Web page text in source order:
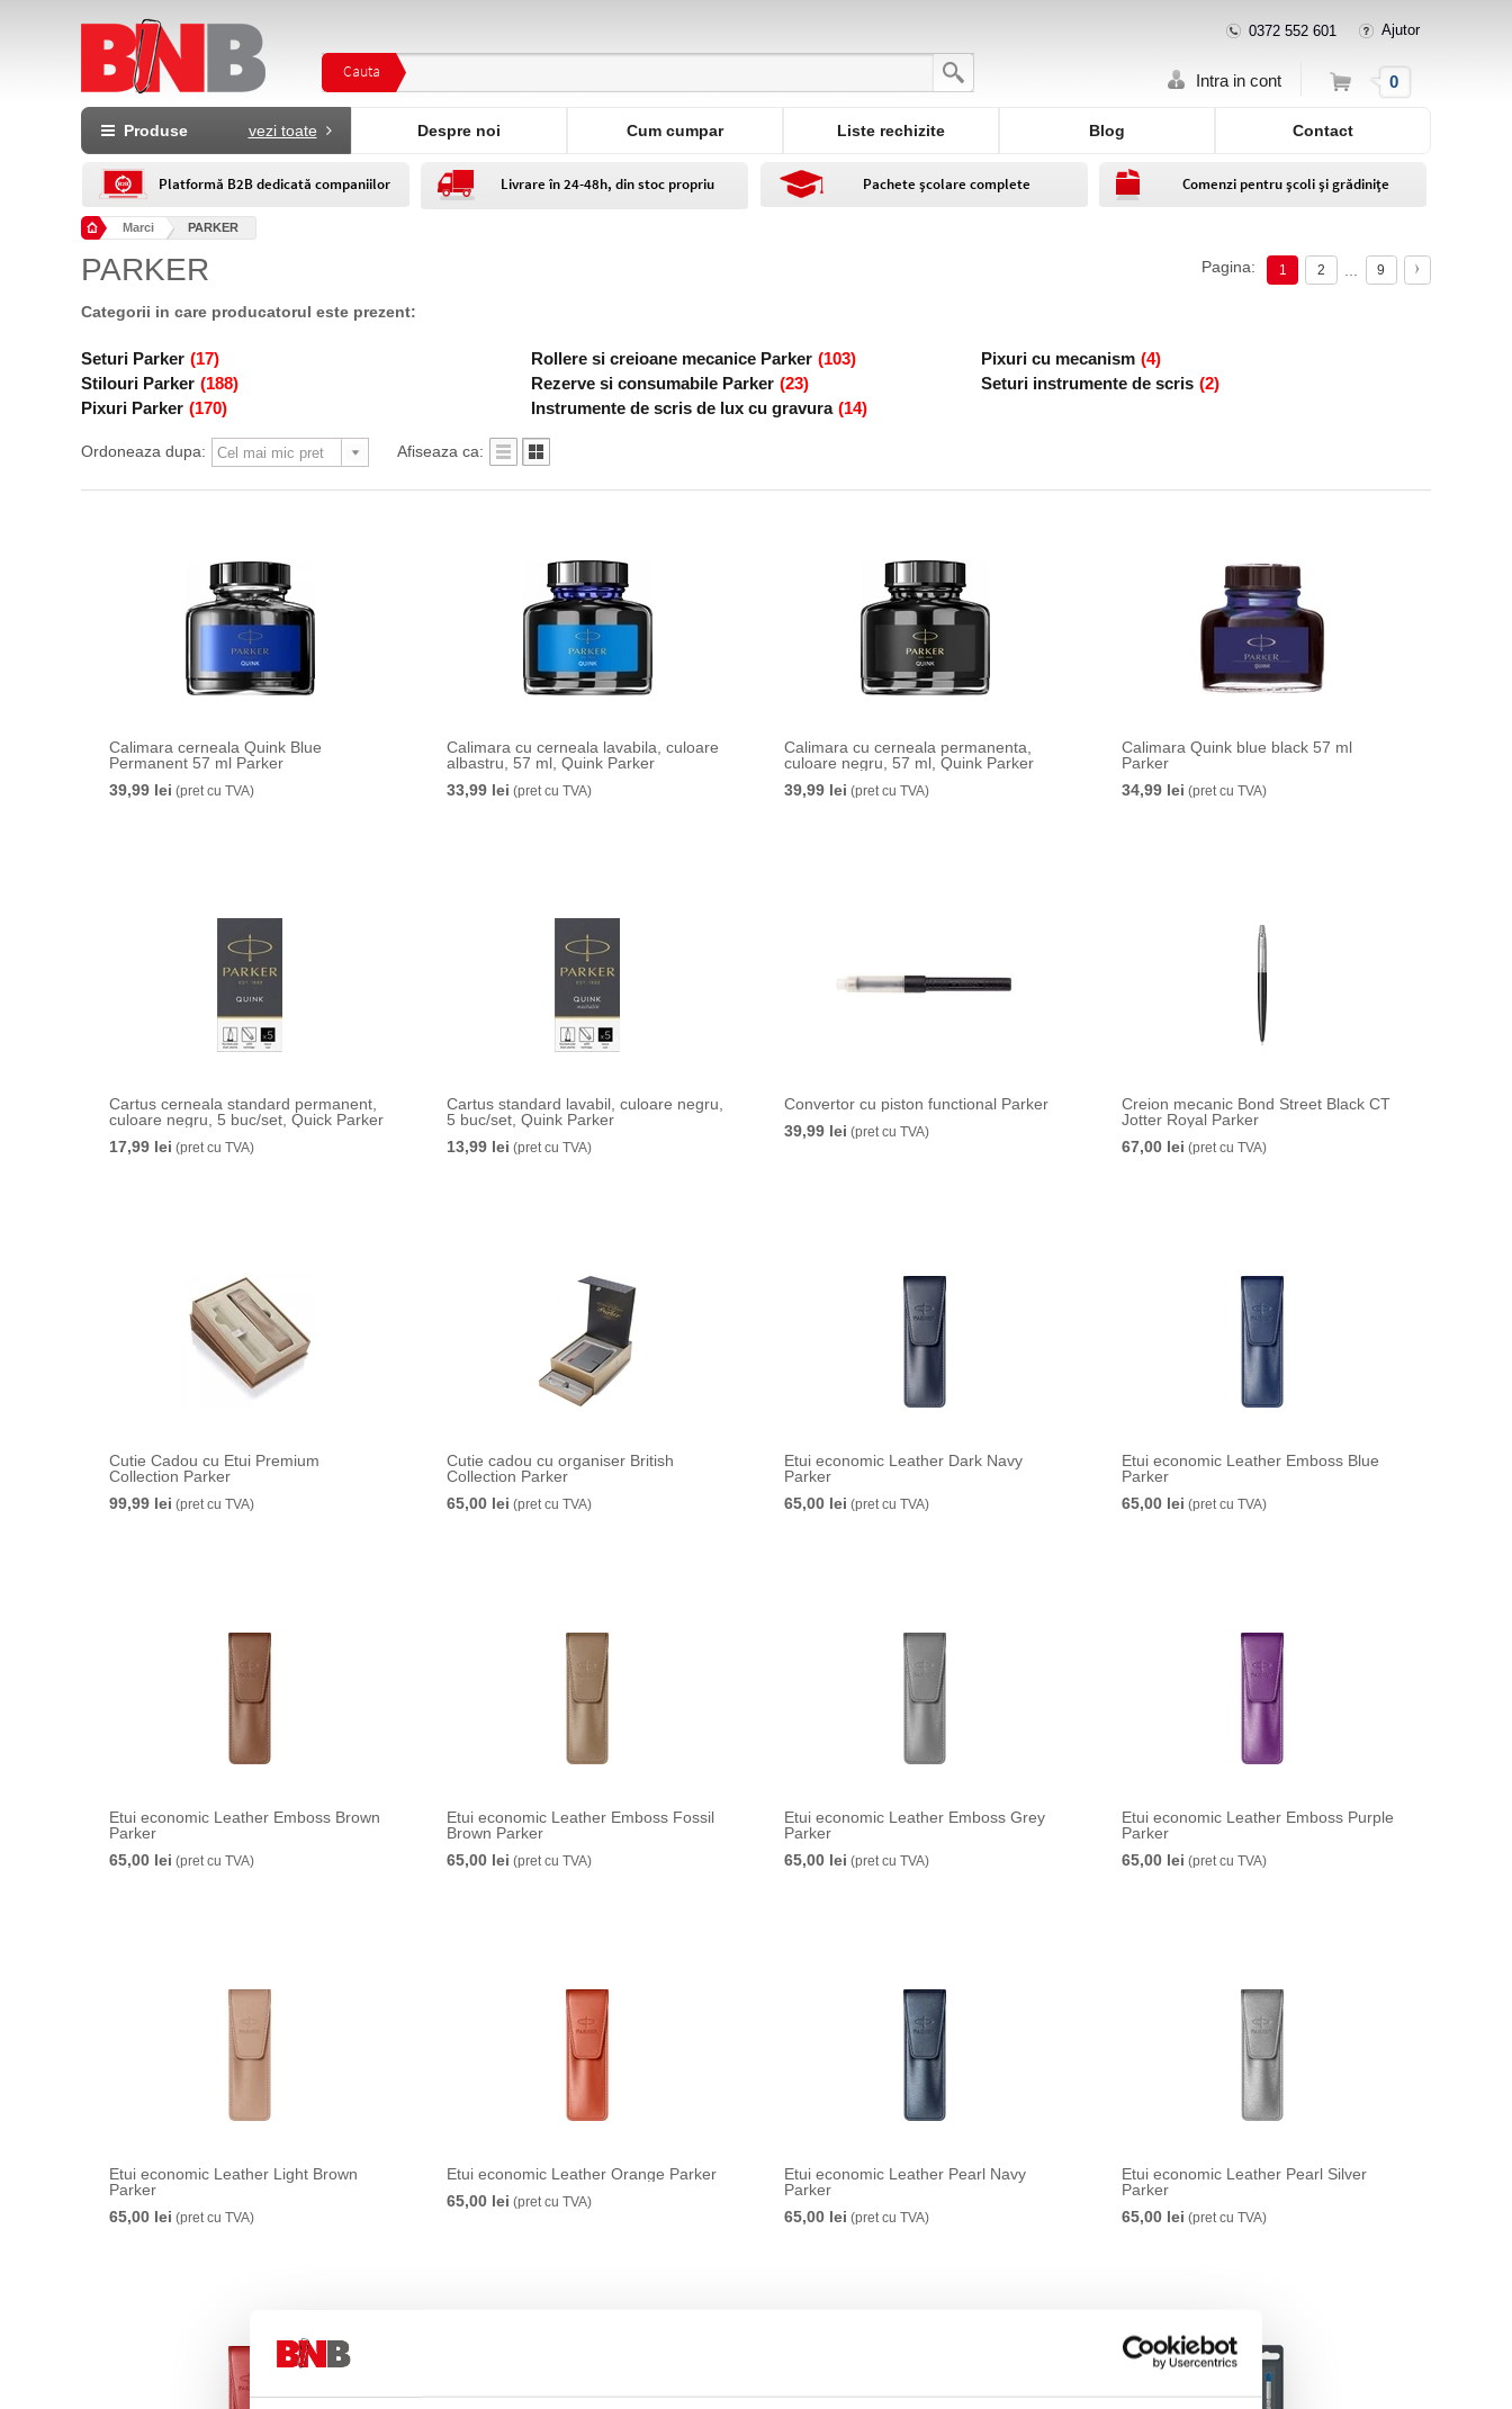
Cauta
0372 552 601 Ajutor
Intra in cont Cos 0
Produse vezi toate Despre noi Cum cumpar Liste rechizite Blog Contact
Platformă B2B dedicată companiilor Livrare în 24-48h, din stoc propriu Pachete școlare complete Comenzi pentru școli și grădinițe
Marci PARKER
PARKER
Categorii in care producatorul este prezent:
Seturi Parker (17)
Stilouri Parker (188)
Pixuri Parker (170)
Rollere si creioane mecanice Parker (103)
Rezerve si consumabile Parker (23)
Instrumente de scris de lux cu gravura (14)
Pixuri cu mecanism (4)
Seturi instrumente de scris (2)
Ordoneaza dupa: Afiseaza ca:
Pagina: 1 2 9
Calimara cerneala Quink Blue
Permanent 57 ml Parker
39,99 lei (pret cu TVA)
Calimara cu cerneala lavabila, culoare
albastru, 57 ml, Quink Parker
33,99 lei (pret cu TVA)
Calimara cu cerneala permanenta,
culoare negru, 57 ml, Quink Parker
39,99 lei (pret cu TVA)
Calimara Quink blue black 57 ml
Parker
34,99 lei (pret cu TVA)
Cartus cerneala standard permanent,
culoare negru, 5 buc/set, Quick Parker
17,99 lei (pret cu TVA)
Cartus standard lavabil, culoare negru,
5 buc/set, Quink Parker
13,99 lei (pret cu TVA)
Convertor cu piston functional Parker
39,99 lei (pret cu TVA)
Creion mecanic Bond Street Black CT
Jotter Royal Parker
67,00 lei (pret cu TVA)
Cutie Cadou cu Etui Premium
Collection Parker
99,99 lei (pret cu TVA)
Cutie cadou cu organiser British
Collection Parker
65,00 lei (pret cu TVA)
Etui economic Leather Dark Navy
Parker
65,00 lei (pret cu TVA)
Etui economic Leather Emboss Blue
Parker
65,00 lei (pret cu TVA)
Etui economic Leather Emboss Brown
Parker
65,00 lei (pret cu TVA)
Etui economic Leather Emboss Fossil
Brown Parker
65,00 lei (pret cu TVA)
Etui economic Leather Emboss Grey
Parker
65,00 lei (pret cu TVA)
Etui economic Leather Emboss Purple
Parker
65,00 lei (pret cu TVA)
Etui economic Leather Light Brown
Parker
65,00 lei (pret cu TVA)
Etui economic Leather Orange Parker
65,00 lei (pret cu TVA)
Etui economic Leather Pearl Navy
Parker
65,00 lei (pret cu TVA)
Etui economic Leather Pearl Silver
Parker
65,00 lei (pret cu TVA)